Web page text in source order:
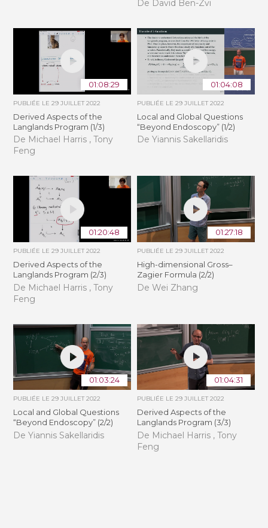
De David Ben-Zvi
01:08:29
PUBLIÉE LE29 JUILLET 2022
Derived Aspects of the
Langlands Program (1/3)
De Michael Harris , Tony
Feng
01:04:08
PUBLIÉE LE 29 JUILLET 2022
Local and Global Questions
“Beyond Endoscopy” (1/2)
De Yiannis Sakellaridis
01:20:48
PUBLIÉE LE29 JUILLET 2022
Derived Aspects of the
Langlands Program (2/3)
De Michael Harris , Tony
Feng
01:27:18
PUBLIÉE LE 29 JUILLET 2022
High-dimensional Gross–
Zagier Formula (2/2)
De Wei Zhang
01:03:24
PUBLIÉE LE29 JUILLET 2022
Local and Global Questions
“Beyond Endoscopy” (2/2)
De Yiannis Sakellaridis
01:04:31
PUBLIÉE LE 29 JUILLET 2022
Derived Aspects of the
Langlands Program (3/3)
De Michael Harris , Tony
Feng